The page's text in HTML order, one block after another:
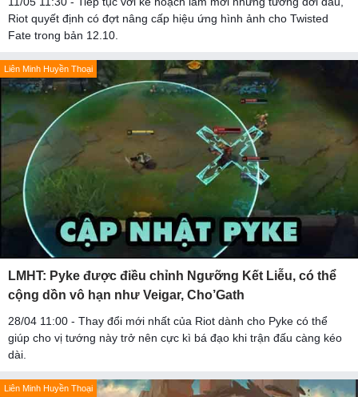
Riot quyết định có đợt nâng cấp hiệu ứng hình ảnh cho Twisted
Fate trong bản 12.10.
Liên Minh Huyền Thoại
LMHT: Pyke được điều chỉnh Ngưỡng Kết Liễu, có thể
cộng dồn vô hạn như Veigar, Cho’Gath
28/04 11:00 - Thay đổi mới nhất của Riot dành cho Pyke có thể
giúp cho vị tướng này trở nên cực kì bá đạo khi trận đấu càng kéo
dài.
Liên Minh Huyền Thoại